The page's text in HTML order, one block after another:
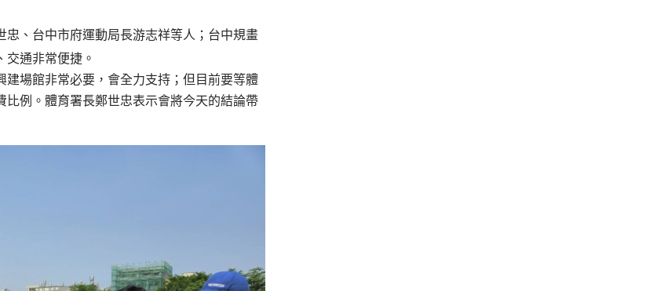
、台中市府運動局長游志祥等人；台中規畫
通非常便捷。
場館非常必要，會全力支持；但目前要等體
例。體育署長鄭世忠表示會將今天的結論帶